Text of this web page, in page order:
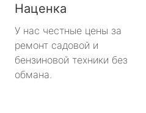
Наценка
У нас честные цены за
ремонт садовой и
бензиновой техники без
обмана.